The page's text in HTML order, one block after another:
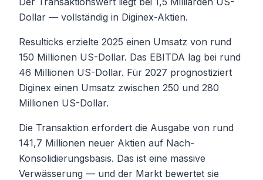
Dollar — vollständig in Diginex-Aktien.
Resulticks erzielte 2025 einen Umsatz von rund
150 Millionen US-Dollar. Das EBITDA lag bei rund
46 Millionen US-Dollar. Für 2027 prognostiziert
Diginex einen Umsatz zwischen 250 und 280
Millionen US-Dollar.
Die Transaktion erfordert die Ausgabe von rund
141,7 Millionen neuer Aktien auf Nach-
Konsolidierungsbasis. Das ist eine massive
Verwässerung — und der Markt bewertet sie